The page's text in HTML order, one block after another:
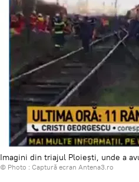
Imagini din triajul Ploiești, unde a
© Photo : Captură ecran Antena3.ro